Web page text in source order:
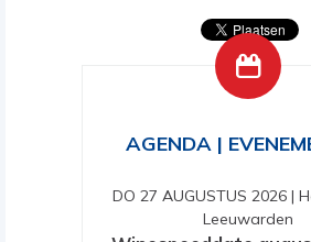
AANBOD!
AGENDA |
DO 27 AUGUSTUS 2026|
Leeuwarden